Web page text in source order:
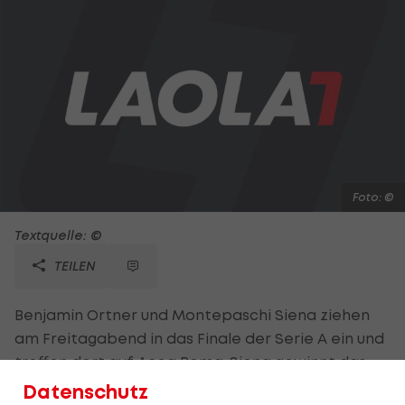
Foto: ©
Textquelle: ©
TEILEN
Benjamin Ortner und Montepaschi Siena ziehen
am Freitagabend in das Finale der Serie A ein und
treffen dort auf Acea Roma. Siena gewinnt das
entscheidende 7. Halbfinalspiel bei Cimberio
Datenschutz